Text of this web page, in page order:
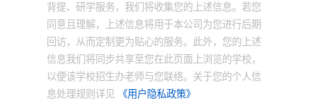
背提、研学服务，我们将收集您的上述信息。若您
同意且理解，上述信息将用于本公司为您进行后期
回访，从而定制更为贴心的服务。此外，您的上述
信息我们将同步共享至您在此页面上浏览的学校，
以便该学校招生办老师与您联络。关于您的个人信
息处理规则详见
《用户隐私政策》